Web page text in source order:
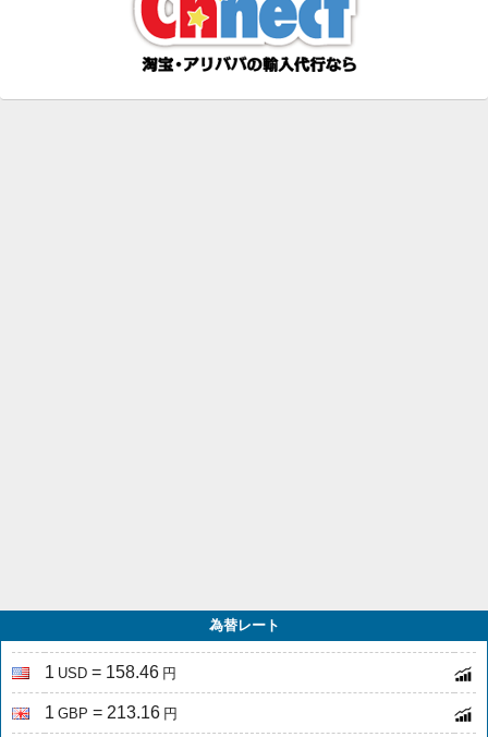
為替レート
1 USD = 158.46 円
1 GBP = 213.16 円